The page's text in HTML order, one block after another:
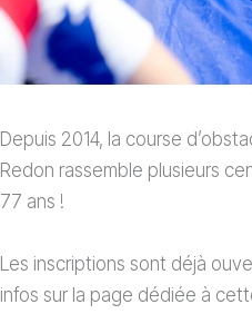
Depuis 2014, la course
Redon rassemble plusieurs
77 ans !
Les inscriptions sont déjà
infos sur la page dédiée à